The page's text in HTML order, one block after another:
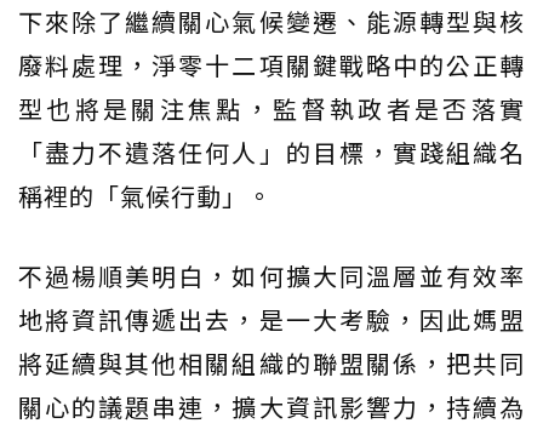
下來除了繼續關心氣候變遷、能源轉型與核
廢料處理，淨零十二項關鍵戰略中的公正轉
型也將是關注焦點，監督執政者是否落實
「盡力不遺落任何人」的目標，實踐組織名
稱裡的「氣候行動」。
不過楊順美明白，如何擴大同溫層並有效率
地將資訊傳遞出去，是一大考驗，因此媽盟
將延續與其他相關組織的聯盟關係，把共同
關心的議題串連，擴大資訊影響力，持續為